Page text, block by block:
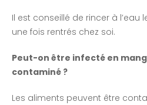
Il est conseillé de rincer à l’eau
une fois rentrés chez soi.
Peut-on être infecté en
contaminé ?
Les aliments peuvent être